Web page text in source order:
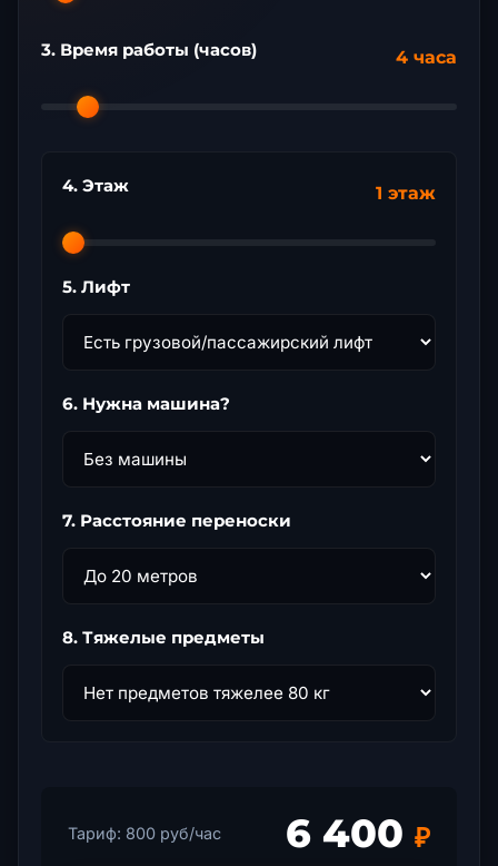
3. Время работы (часов) 4 часа
4. Этаж 1 этаж
5. Лифт
6. Нужна машина?
7. Расстояние переноски
8. Тяжелые предметы
Тариф: 800 руб/час 6 400 ₽